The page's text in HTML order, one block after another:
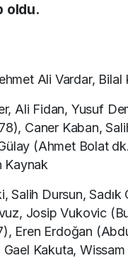
oldu.
Ali Vardar, Bilal
Ali Fidan, Yusuf
Caner Kaban,
(Ahmet Bolat
Kaynak
Salih Dursun,
Josip Vukovic
Eren Erdoğan
Kakuta,